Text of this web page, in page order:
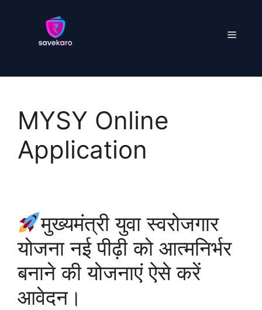
Menu
MYSY Online
Application
मुख्यमंत्री युवा स्वरोजगार
योजना नई पीढ़ी को आत्मनिर्भर
बनाने की योजनाएं ऐसे करें
आवेदन।